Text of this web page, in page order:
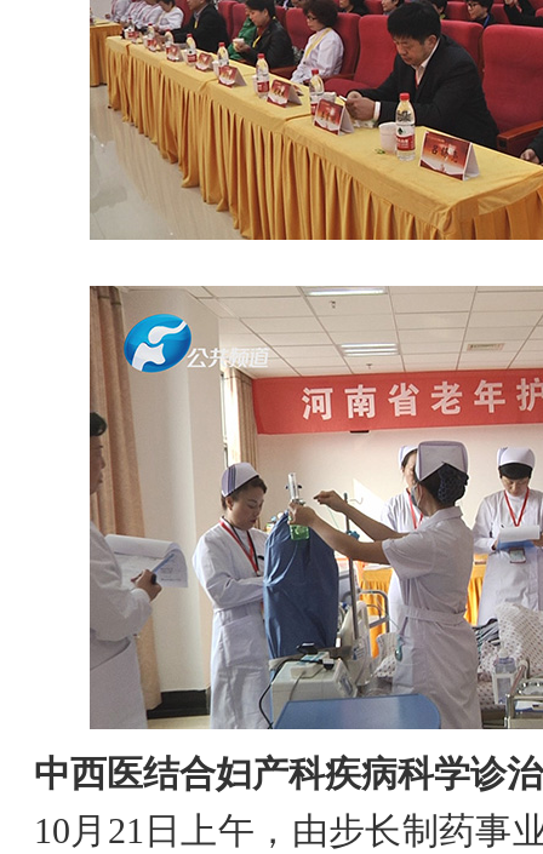
中西医结合妇产科疾病科学诊
10月21日上午，由步长制药事